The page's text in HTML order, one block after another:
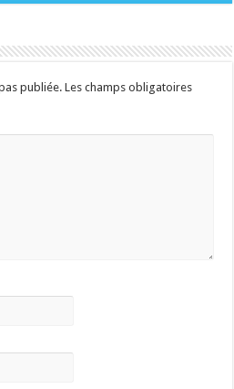
publiée. Les champs obligatoires